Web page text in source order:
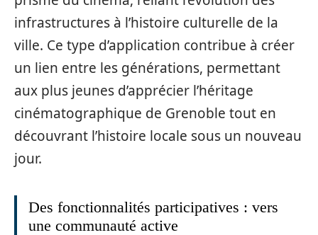
infrastructures à l’histoire culturelle de la
ville. Ce type d’application contribue à créer
un lien entre les générations, permettant
aux plus jeunes d’apprécier l’héritage
cinématographique de Grenoble tout en
découvrant l’histoire locale sous un nouveau
jour.
Des fonctionnalités participatives : vers
une communauté active